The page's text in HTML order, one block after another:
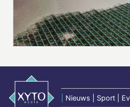
Nieuws | Sport |